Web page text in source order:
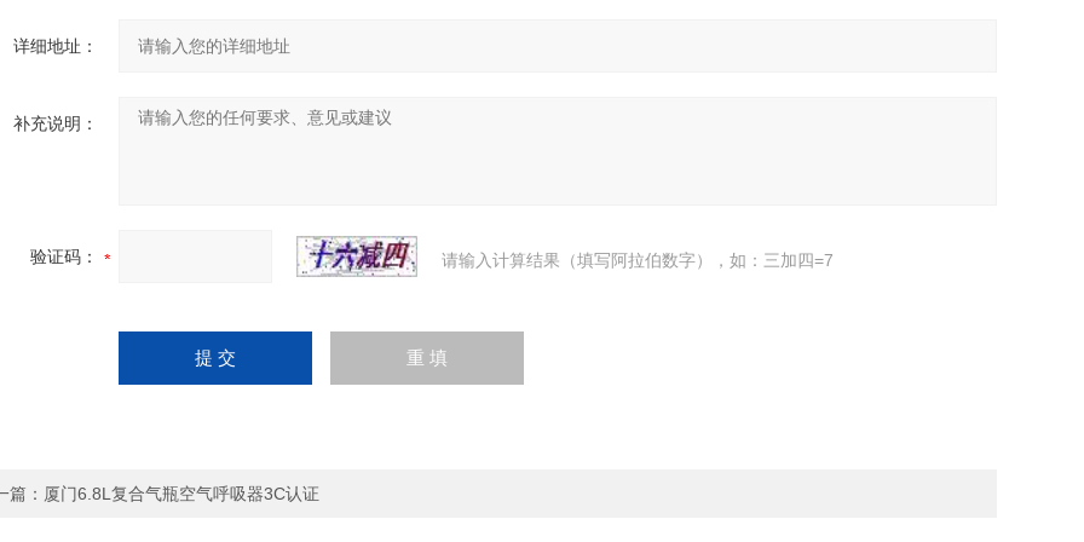
详细地址：
补充说明：
验证码： 请输入计算结果（填写阿拉伯数字），如：三加四=7
篇： 厦门6.8L复合气瓶空气呼吸器3C认证